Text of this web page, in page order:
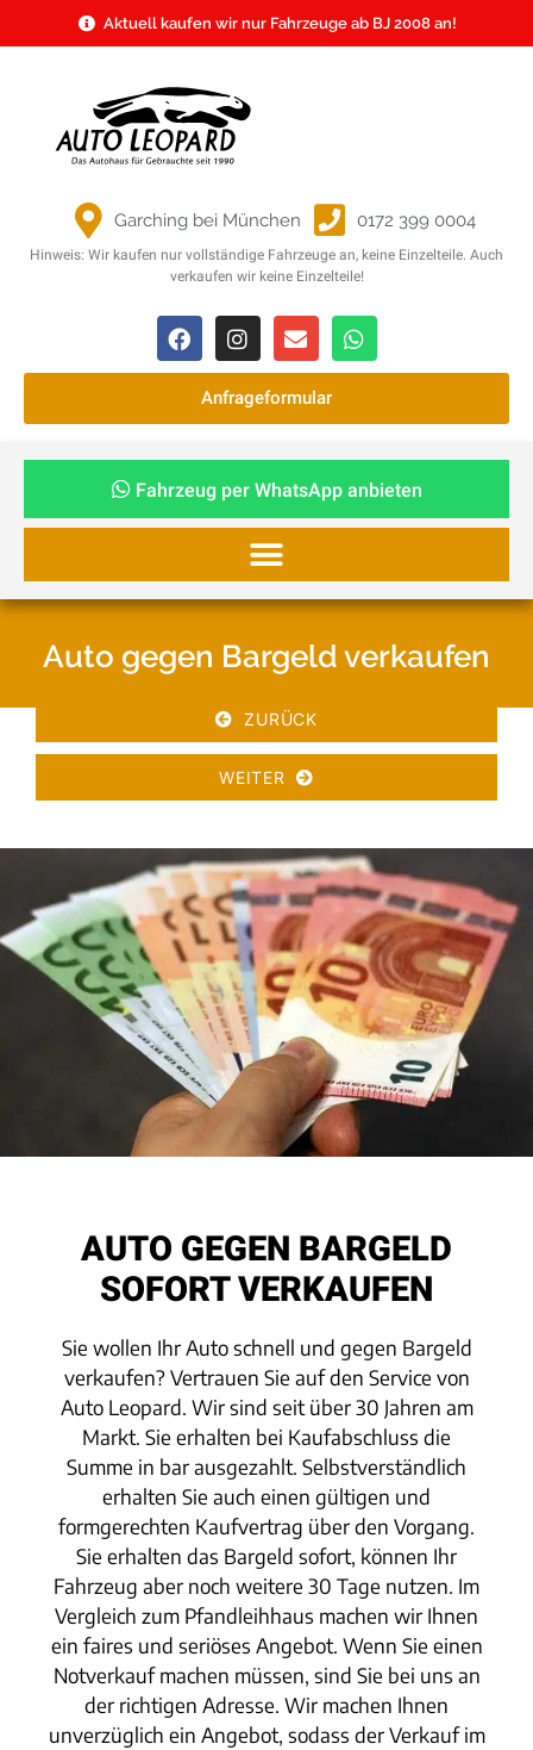
Aktuell kaufen wir nur Fahrzeuge ab BJ 2008 an!
Garching bei München 0172 399 0004
Hinweis: Wir kaufen nur vollständige Fahrzeuge an, keine Einzelteile. Auch
verkaufen wir keine Einzelteile!
Anfrageformular
Fahrzeug per WhatsApp anbieten
Auto gegen Bargeld verkaufen
ZURÜCK
WEITER
AUTO GEGEN BARGELD
SOFORT VERKAUFEN
Sie wollen Ihr Auto schnell und gegen Bargeld
verkaufen? Vertrauen Sie auf den Service von
Auto Leopard. Wir sind seit über 30 Jahren am
Markt. Sie erhalten bei Kaufabschluss die
Summe in bar ausgezahlt. Selbstverständlich
erhalten Sie auch einen gültigen und
formgerechten Kaufvertrag über den Vorgang.
Sie erhalten das Bargeld sofort, können Ihr
Fahrzeug aber noch weitere 30 Tage nutzen. Im
Vergleich zum Pfandleihhaus machen wir Ihnen
ein faires und seriöses Angebot. Wenn Sie einen
Notverkauf machen müssen, sind Sie bei uns an
der richtigen Adresse. Wir machen Ihnen
unverzüglich ein Angebot, sodass der Verkauf im